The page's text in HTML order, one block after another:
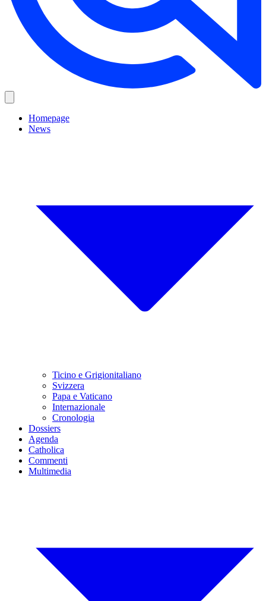
Homepage
News
Ticino e Grigionitaliano
Svizzera
Papa e Vaticano
Internazionale
Cronologia
Dossiers
Agenda
Catholica
Commenti
Multimedia